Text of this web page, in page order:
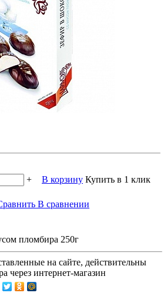
+ В корзину Купить в 1 клик
В сравнении
пломбира 250г
на сайте, действительны
через интернет-магазин